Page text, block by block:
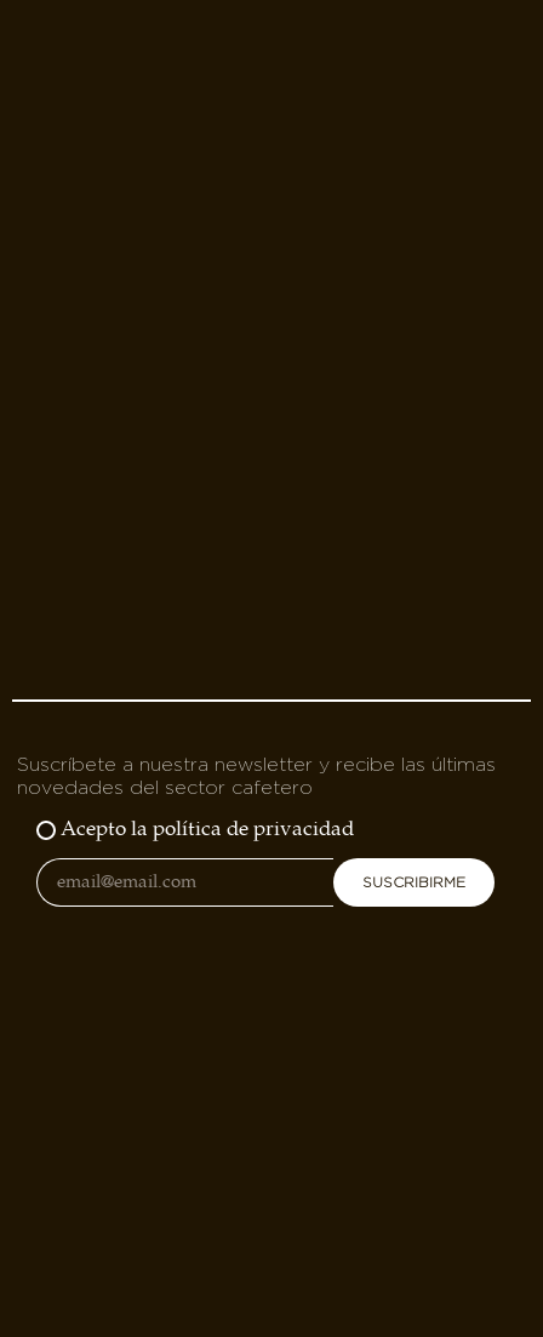
Suscríbete a nuestra newsletter y recibe las últimas
novedades del sector cafetero
Acepto la política de privacidad
SUSCRIBIRME